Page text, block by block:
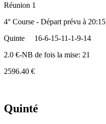
Réunion 1
4° Course - Départ prévu à 20:15
Quinte
16-6-15-11-1-9-14
2.0 €-NB de fois la mise: 21
2596.40 €
Quinté